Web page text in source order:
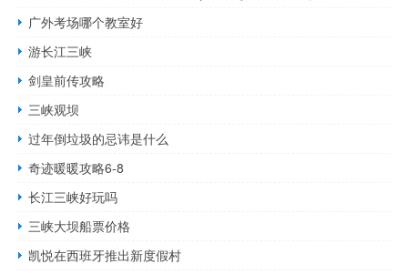
广外考场哪个教室好
游长江三峡
剑皇前传攻略
三峡观坝
过年倒垃圾的忌讳是什么
奇迹暖暖攻略6-8
长江三峡好玩吗
三峡大坝船票价格
凯悦在西班牙推出新度假村